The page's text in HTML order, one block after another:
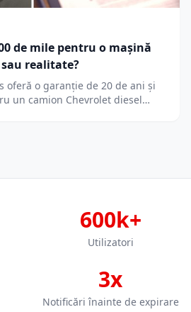
de mile pentru o mașină
realitate?
oferă o garanție de 20 de ani și
un camion Chevrolet diesel…
600k+
Utilizatori
3x
Notificări înainte de expirare